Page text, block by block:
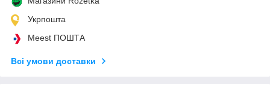
Укрпошта
Meest ПОШТА
Всі умови доставки